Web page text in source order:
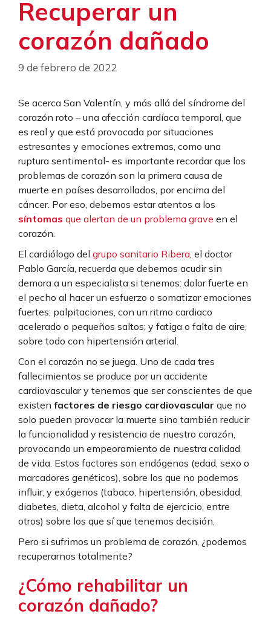
Recuperar un
corazón dañado
9 de febrero de 2022
Se acerca San Valentín, y más allá del síndrome del
corazón roto – una afección cardíaca temporal, que
es real y que está provocada por situaciones
estresantes y emociones extremas, como una
ruptura sentimental- es importante recordar que los
problemas de corazón son la primera causa de
muerte en países desarrollados, por encima del
cáncer. Por eso, debemos estar atentos a los
síntomas que alertan de un problema grave en el
corazón.
El cardiólogo del grupo sanitario Ribera, el doctor
Pablo García, recuerda que debemos acudir sin
demora a un especialista si tenemos: dolor fuerte en
el pecho al hacer un esfuerzo o somatizar emociones
fuertes; palpitaciones, con un ritmo cardiaco
acelerado o pequeños saltos; y fatiga o falta de aire,
sobre todo con hipertensión arterial.
Con el corazón no se juega. Uno de cada tres
fallecimientos se produce por un accidente
cardiovascular y tenemos que ser conscientes de que
existen factores de riesgo cardiovascular que no
solo pueden provocar la muerte sino también reducir
la funcionalidad y resistencia de nuestro corazón,
provocando un empeoramiento de nuestra calidad
de vida. Estos factores son endógenos (edad, sexo o
marcadores genéticos), sobre los que no podemos
influir; y exógenos (tabaco, hipertensión, obesidad,
diabetes, dieta, alcohol y falta de ejercicio, entre
otros) sobre los que sí que tenemos decisión.
Pero si sufrimos un problema de corazón, ¿podemos
recuperarnos totalmente?
¿Cómo rehabilitar un
corazón dañado?